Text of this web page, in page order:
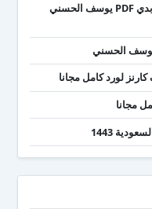
تحميل كتاب عقدك النفسية سجنك الأبدي PDF يوسف الحسني